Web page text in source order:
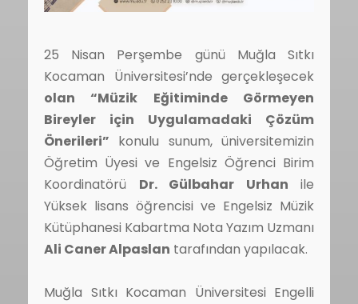
25 Nisan Perşembe günü Muğla Sıtkı
Kocaman Üniversitesi’nde gerçekleşecek
olan “Müzik Eğitiminde Görmeyen
Bireyler için Uygulamadaki Çözüm
Önerileri” konulu sunum, üniversitemizin
Öğretim Üyesi ve Engelsiz Öğrenci Birim
Koordinatörü Dr. Gülbahar Urhan ile
Yüksek lisans öğrencisi ve Engelsiz Müzik
Kütüphanesi Kabartma Nota Yazım Uzmanı
Ali Caner Alpaslan tarafından yapılacak.
Muğla Sıtkı Kocaman Üniversitesi Engelli